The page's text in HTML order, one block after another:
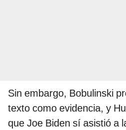
Sin embargo, Bobulinski
texto como evidencia, y
que Joe Biden sí asistió a